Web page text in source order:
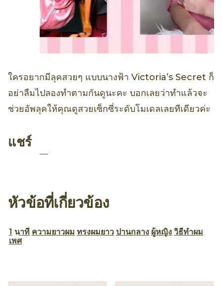
ใครอยากมีลุคสวยๆ แบบนางฟ้า Victoria’s Secret ก็
อย่าลืมไปลองทำตามกันดูนะคะ บอกเลยว่าทำแล้วจะ
ช่วยอัพลุคให้คุณดูสวยเซ็กซี่ระดับโมเดลเลยทีเดียวค่ะ
แชร์
หัวข้อที่เกี่ยวข้อง
1 นาที ความยาวผม ทรงผมยาว ปานกลาง ผู้หญิง วิธีทำผม
เพศ